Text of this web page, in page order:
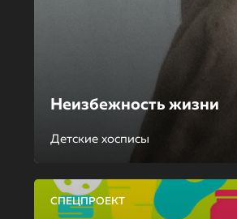
Неизбежность жизни
Детские хосписы
СПЕЦПРОЕКТ